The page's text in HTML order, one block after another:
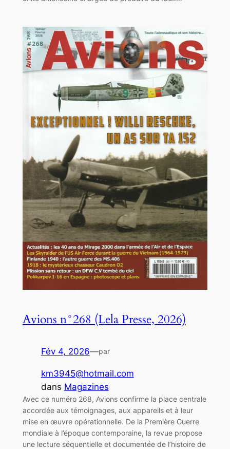
Avions n°268 (Lela Presse, 2026)
Fév 4, 2026—par
km3945@hotmail.com
dans Magazines
Avec ce numéro 268, Avions confirme la place centrale
accordée aux témoignages, aux appareils et à leur
mise en œuvre opérationnelle. De la Première Guerre
mondiale à l’époque contemporaine, la revue propose
une lecture séquentielle et documentée de l’histoire de